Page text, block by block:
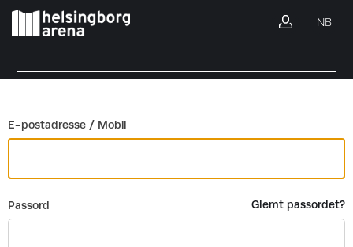
NB
E-postadresse / Mobil
Passord Glemt passordet?